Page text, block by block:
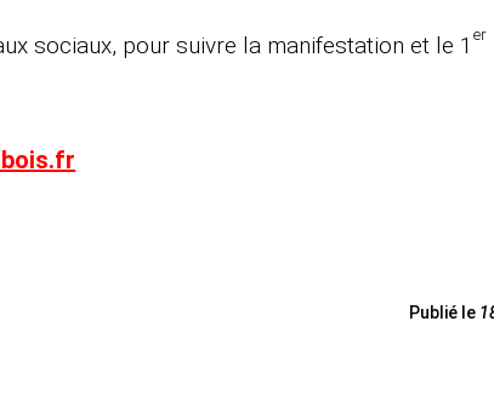
sociaux, pour suivre la manifestation et le 1er
Publié le